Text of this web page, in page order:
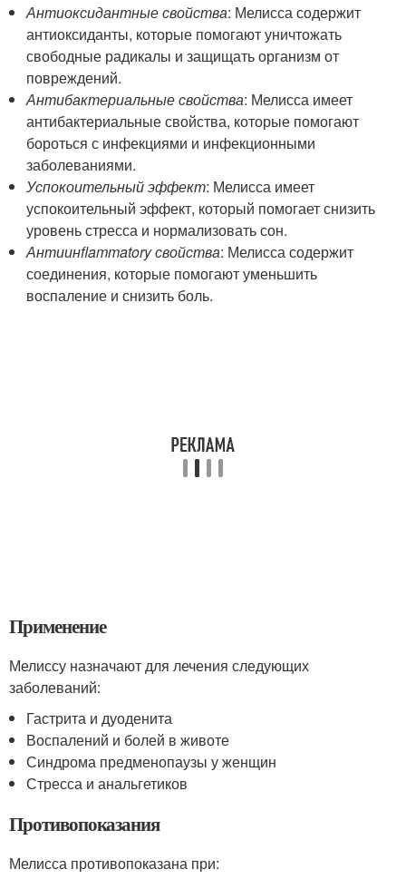
Антиоксидантные свойства: Мелисса содержит
антиоксиданты, которые помогают уничтожать
свободные радикалы и защищать организм от
повреждений.
Антибактериальные свойства: Мелисса имеет
антибактериальные свойства, которые помогают
бороться с инфекциями и инфекционными
заболеваниями.
Успокоительный эффект: Мелисса имеет
успокоительный эффект, который помогает снизить
уровень стресса и нормализовать сон.
Антиинflammatory свойства: Мелисса содержит
соединения, которые помогают уменьшить
воспаление и снизить боль.
Применение
Мелиссу назначают для лечения следующих
заболеваний:
Гастрита и дуоденита
Воспалений и болей в животе
Синдрома предменопаузы у женщин
Стресса и анальгетиков
Противопоказания
Мелисса противопоказана при: